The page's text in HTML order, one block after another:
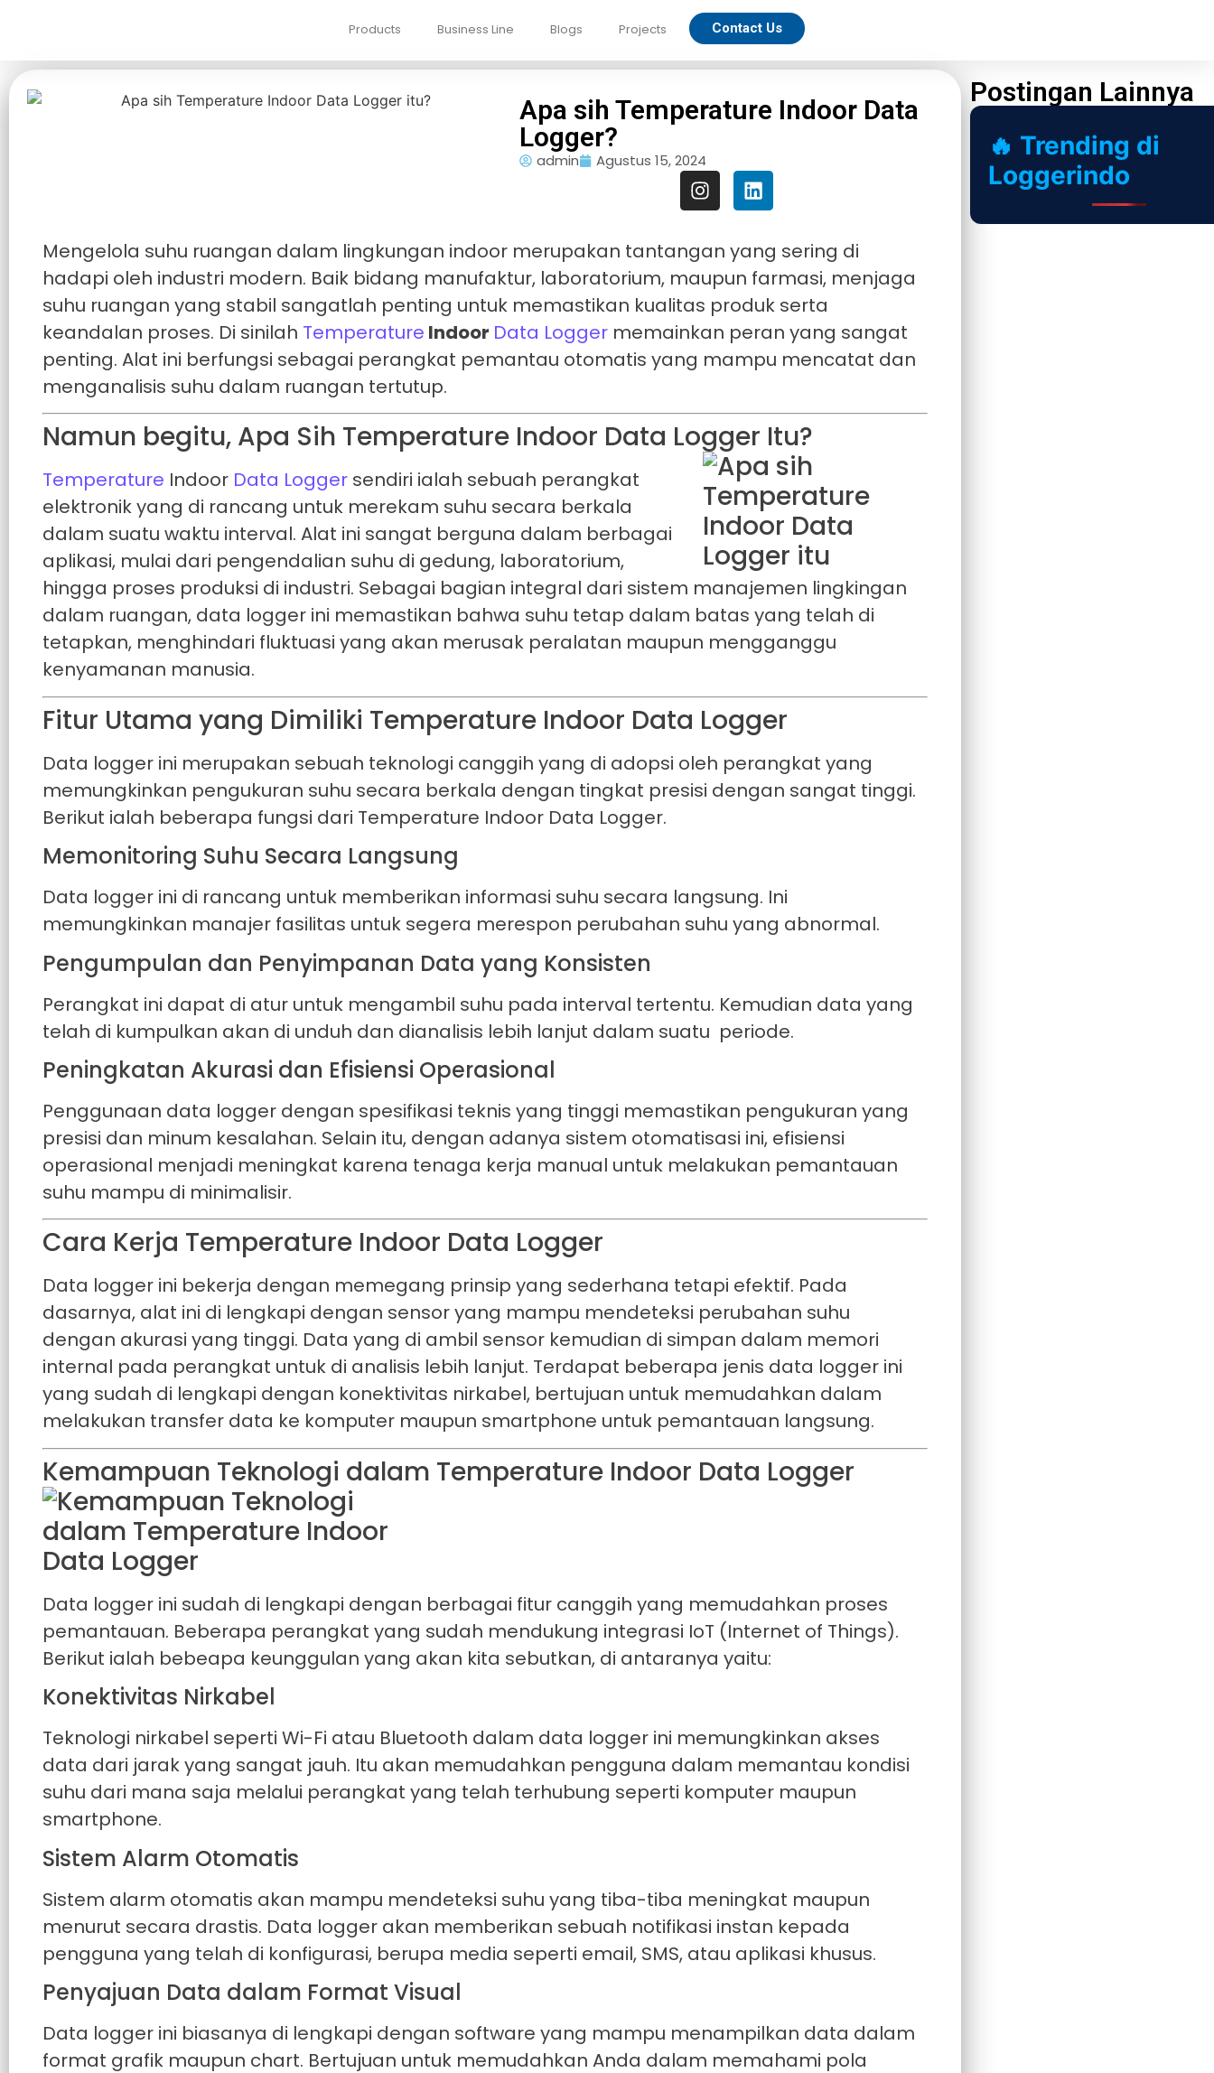
Products Business Line Blogs Projects Contact Us
Apa sih Temperature Indoor Data
Logger?
admin Agustus 15, 2024
Mengelola suhu ruangan dalam lingkungan indoor merupakan tantangan yang sering di
hadapi oleh industri modern. Baik bidang manufaktur, laboratorium, maupun farmasi, menjaga
suhu ruangan yang stabil sangatlah penting untuk memastikan kualitas produk serta
keandalan proses. Di sinilah Temperature Indoor Data Logger memainkan peran yang sangat
penting. Alat ini berfungsi sebagai perangkat pemantau otomatis yang mampu mencatat dan
menganalisis suhu dalam ruangan tertutup.
Namun begitu, Apa Sih Temperature Indoor Data Logger Itu?
Temperature Indoor Data Logger sendiri ialah sebuah perangkat
elektronik yang di rancang untuk merekam suhu secara berkala
dalam suatu waktu interval. Alat ini sangat berguna dalam berbagai
aplikasi, mulai dari pengendalian suhu di gedung, laboratorium,
hingga proses produksi di industri. Sebagai bagian integral dari sistem manajemen lingkingan
dalam ruangan, data logger ini memastikan bahwa suhu tetap dalam batas yang telah di
tetapkan, menghindari fluktuasi yang akan merusak peralatan maupun mengganggu
kenyamanan manusia.
Fitur Utama yang Dimiliki Temperature Indoor Data Logger
Data logger ini merupakan sebuah teknologi canggih yang di adopsi oleh perangkat yang
memungkinkan pengukuran suhu secara berkala dengan tingkat presisi dengan sangat tinggi.
Berikut ialah beberapa fungsi dari Temperature Indoor Data Logger.
Memonitoring Suhu Secara Langsung
Data logger ini di rancang untuk memberikan informasi suhu secara langsung. Ini
memungkinkan manajer fasilitas untuk segera merespon perubahan suhu yang abnormal.
Pengumpulan dan Penyimpanan Data yang Konsisten
Perangkat ini dapat di atur untuk mengambil suhu pada interval tertentu. Kemudian data yang
telah di kumpulkan akan di unduh dan dianalisis lebih lanjut dalam suatu periode.
Peningkatan Akurasi dan Efisiensi Operasional
Penggunaan data logger dengan spesifikasi teknis yang tinggi memastikan pengukuran yang
presisi dan minum kesalahan. Selain itu, dengan adanya sistem otomatisasi ini, efisiensi
operasional menjadi meningkat karena tenaga kerja manual untuk melakukan pemantauan
suhu mampu di minimalisir.
Cara Kerja Temperature Indoor Data Logger
Data logger ini bekerja dengan memegang prinsip yang sederhana tetapi efektif. Pada
dasarnya, alat ini di lengkapi dengan sensor yang mampu mendeteksi perubahan suhu
dengan akurasi yang tinggi. Data yang di ambil sensor kemudian di simpan dalam memori
internal pada perangkat untuk di analisis lebih lanjut. Terdapat beberapa jenis data logger ini
yang sudah di lengkapi dengan konektivitas nirkabel, bertujuan untuk memudahkan dalam
melakukan transfer data ke komputer maupun smartphone untuk pemantauan langsung.
Kemampuan Teknologi dalam Temperature Indoor Data Logger
Data logger ini sudah di lengkapi dengan berbagai fitur canggih yang memudahkan proses
pemantauan. Beberapa perangkat yang sudah mendukung integrasi IoT (Internet of Things).
Berikut ialah bebeapa keunggulan yang akan kita sebutkan, di antaranya yaitu:
Konektivitas Nirkabel
Teknologi nirkabel seperti Wi-Fi atau Bluetooth dalam data logger ini memungkinkan akses
data dari jarak yang sangat jauh. Itu akan memudahkan pengguna dalam memantau kondisi
suhu dari mana saja melalui perangkat yang telah terhubung seperti komputer maupun
smartphone.
Sistem Alarm Otomatis
Sistem alarm otomatis akan mampu mendeteksi suhu yang tiba-tiba meningkat maupun
menurut secara drastis. Data logger akan memberikan sebuah notifikasi instan kepada
pengguna yang telah di konfigurasi, berupa media seperti email, SMS, atau aplikasi khusus.
Penyajuan Data dalam Format Visual
Data logger ini biasanya di lengkapi dengan software yang mampu menampilkan data dalam
format grafik maupun chart. Bertujuan untuk memudahkan Anda dalam memahami pola
Postingan Lainnya
🔥 Trending di
Loggerindo